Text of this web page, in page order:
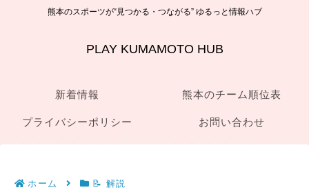
熊本のスポーツが“見つかる・つながる” ゆるっと情報ハブ
PLAY KUMAMOTO HUB
新着情報 熊本のチーム順位表
プライバシーポリシー お問い合わせ
ホーム 📝 解説